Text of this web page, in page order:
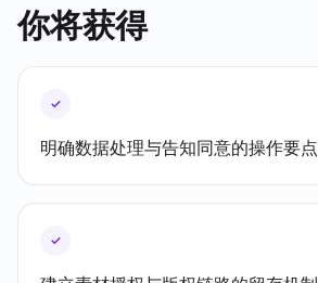
你将获得
✓
明确数据处理与告知同意的操作要点
✓